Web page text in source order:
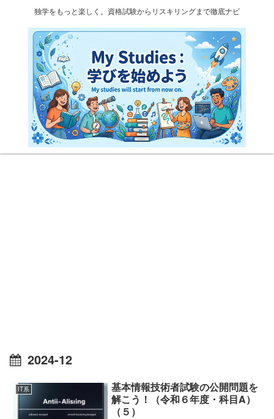
独学をもっと楽しく。資格試験からリスキリングまで徹底ナビ
2024-12
IT系
基本情報技術者試験の公開問題を
解こう！（令和６年度・科目A）
（５）